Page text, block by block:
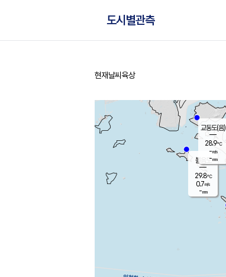
도시별관측
홈
현재날씨 육상
볼음도
29.8℃
0.7m/s
-mm
교동도(음)
28.9℃
-m/s
-mm